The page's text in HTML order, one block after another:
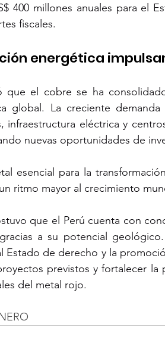
400 millones anuales para el
fiscales.
energética
que el cobre se ha
global. La creciente
infraestructura eléctrica y
nuevas oportunidades de
esencial para la
ritmo mayor al crecimiento
que el Perú cuenta con
a su potencial
Estado de derecho y la
previstos y fortalecer
del metal rojo.